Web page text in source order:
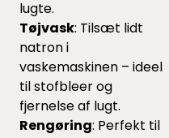
lugte.
Tøjvask: Tilsæt lidt
natron i
vaskemaskinen – ideel
til stofbleer og
fjernelse af lugt.
Rengøring: Perfekt til